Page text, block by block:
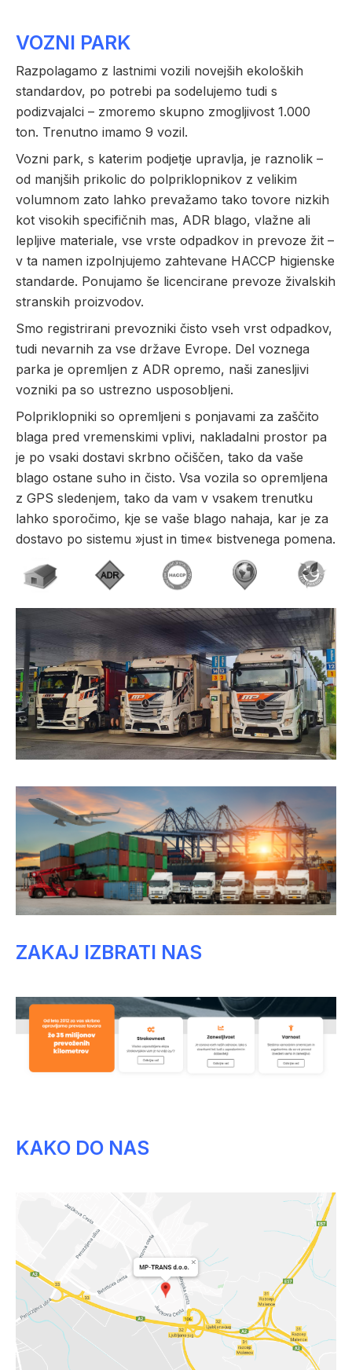
VOZNI PARK
Razpolagamo z lastnimi vozili novejših ekoloških
standardov, po potrebi pa sodelujemo tudi s
podizvajalci – zmoremo skupno zmogljivost 1.000
ton. Trenutno imamo 9 vozil.
Vozni park, s katerim podjetje upravlja, je raznolik –
od manjših prikolic do polpriklopnikov z velikim
volumnom zato lahko prevažamo tako tovore nizkih
kot visokih specifičnih mas, ADR blago, vlažne ali
lepljive materiale, vse vrste odpadkov in prevoze žit –
v ta namen izpolnjujemo zahtevane HACCP higienske
standarde. Ponujamo še licencirane prevoze živalskih
stranskih proizvodov.
Smo registrirani prevozniki čisto vseh vrst odpadkov,
tudi nevarnih za vse države Evrope. Del voznega
parka je opremljen z ADR opremo, naši zanesljivi
vozniki pa so ustrezno usposobljeni.
Polpriklopniki so opremljeni s ponjavami za zaščito
blaga pred vremenskimi vplivi, nakladalni prostor pa
je po vsaki dostavi skrbno očiščen, tako da vaše
blago ostane suho in čisto. Vsa vozila so opremljena
z GPS sledenjem, tako da vam v vsakem trenutku
lahko sporočimo, kje se vaše blago nahaja, kar je za
dostavo po sistemu »just in time« bistvenega pomena.
ZAKAJ IZBRATI NAS
KAKO DO NAS